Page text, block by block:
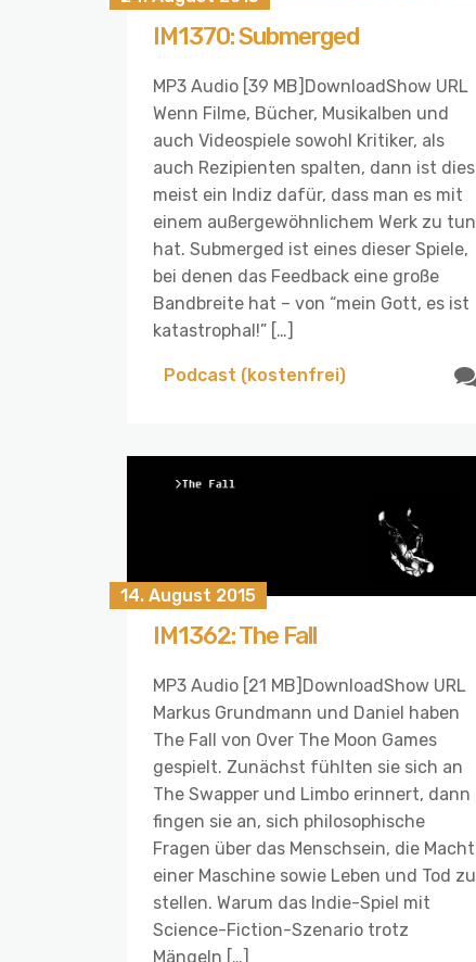
IM1370: Submerged
MP3 Audio [39 MB]DownloadShow URL
Wenn Filme, Bücher, Musikalben und
auch Videospiele sowohl Kritiker, als
auch Rezipienten spalten, dann ist dies
meist ein Indiz dafür, dass man es mit
einem außergewöhnlichem Werk zu tun
hat. Submerged ist eines dieser Spiele,
bei denen das Feedback eine große
Bandbreite hat – von “mein Gott, es ist
katastrophal!” […]
Podcast (kostenfrei)
14. August 2015
IM1362: The Fall
MP3 Audio [21 MB]DownloadShow URL
Markus Grundmann und Daniel haben
The Fall von Over The Moon Games
gespielt. Zunächst fühlten sie sich an
The Swapper und Limbo erinnert, dann
fingen sie an, sich philosophische
Fragen über das Menschsein, die Macht
einer Maschine sowie Leben und Tod zu
stellen. Warum das Indie-Spiel mit
Science-Fiction-Szenario trotz
Mängeln […]